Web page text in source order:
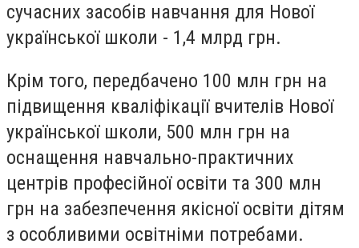
сучасних засобів навчання для Нової
української школи - 1,4 млрд грн.
Крім того, передбачено 100 млн грн на
підвищення кваліфікації вчителів Нової
української школи, 500 млн грн на
оснащення навчально-практичних
центрів професійної освіти та 300 млн
грн на забезпечення якісної освіти дітям
з особливими освітніми потребами.